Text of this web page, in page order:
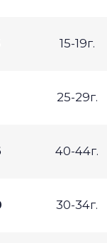
15-19г.
25-29г.
40-44г.
30-34г.